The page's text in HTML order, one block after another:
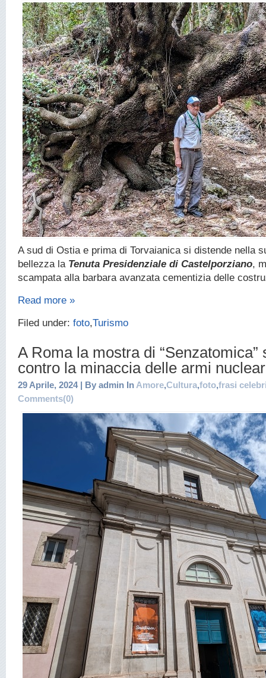
A sud di Ostia e prima di Torvaianica si distende nella
bellezza la Tenuta Presidenziale di Castelporziano,
scampata alla barbara avanzata cementizia delle
Read more »
Filed under: foto,Turismo
A Roma la mostra di “Senzatomica”
contro la minaccia delle armi
29 Aprile, 2024 | By admin In Amore,Cultura,foto,frasi
Comments(0)